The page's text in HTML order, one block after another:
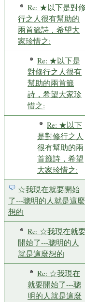
Re: ★以下是對修
行之人很有幫助的
兩首籤詩，希望大
家珍惜之:
Re: ★以下是
對修行之人很有
幫助的兩首籤
詩，希望大家珍
惜之:
Re: ★以下
是對修行之人
很有幫助的兩
首籤詩，希望
大家珍惜之:
☆我現在就要開始
了---聰明的人就是這麼
想的
Re: ☆我現在就
開始了---聰明的人
就是這麼想的
Re: ☆我現在
就要開始了---聰
明的人就是這麼